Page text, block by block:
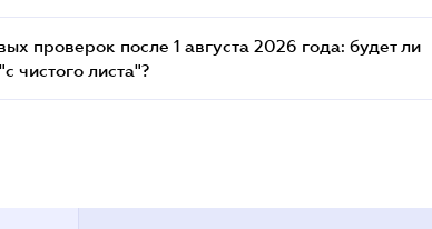
проверок после 1 августа 2026 года: будет ли
чистого листа"?